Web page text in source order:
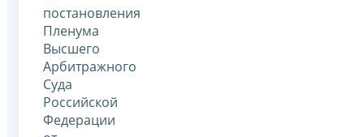
постановления
Пленума
Высшего
Арбитражного
Суда
Российской
Федерации